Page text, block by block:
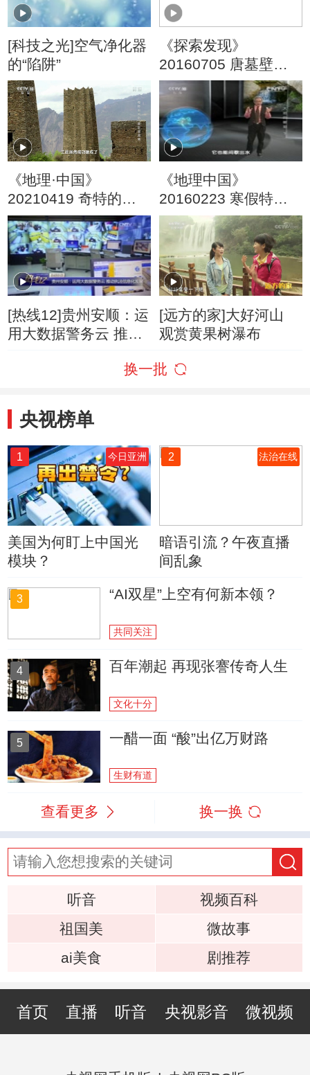
[科技之光]空气净化器
的“陷阱”
《探索发现》
20160705 唐墓壁画
搬迁记（下）
《地理·中国》
20210419 奇特的风
俗·康定溜溜调
《地理中国》
20160223 寒假特别
节目·地球档案 大地的
眼泪（下）
[热线12]贵州安顺：运
用大数据警务云 推动
[远方的家]大好河山
观赏黄果树瀑布
换一批
央视榜单
1 今日亚洲
美国为何盯上中国光
模块？
2 法治在线
暗语引流？午夜直播
间乱象
3 “AI双星”上空有何新本领？
共同关注
4 百年潮起 再现张謇传奇人生
文化十分
5 一醋一面 “酸”出亿万财路
生财有道
查看更多 换一换
听音
视频百科
祖国美
微故事
ai美食
剧推荐
首页 直播 听音 央视影音 微视频